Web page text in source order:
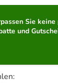
Sie
und